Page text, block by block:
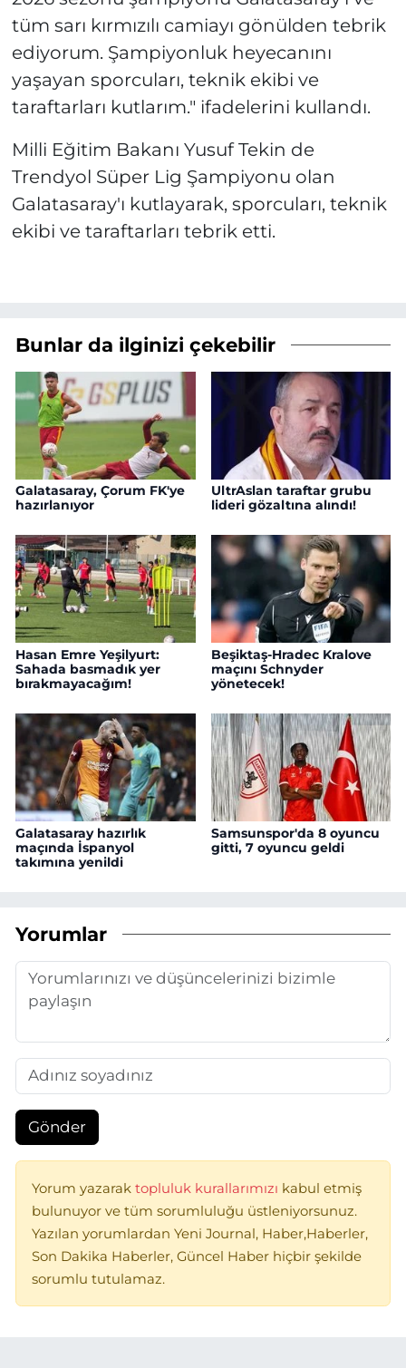
tüm sarı kırmızılı camiayı gönülden tebrik
ediyorum. Şampiyonluk heyecanını
yaşayan sporcuları, teknik ekibi ve
taraftarları kutlarım." ifadelerini kullandı.
Milli Eğitim Bakanı Yusuf Tekin de
Trendyol Süper Lig Şampiyonu olan
Galatasaray'ı kutlayarak, sporcuları, teknik
ekibi ve taraftarları tebrik etti.
Bunlar da ilginizi çekebilir
Galatasaray, Çorum FK'ye
hazırlanıyor
UltrAslan taraftar grubu
lideri gözaltına alındı!
Hasan Emre Yeşilyurt:
Sahada basmadık yer
bırakmayacağım!
Beşiktaş-Hradec Kralove
maçını Schnyder
yönetecek!
Galatasaray hazırlık
maçında İspanyol
takımına yenildi
Samsunspor'da 8 oyuncu
gitti, 7 oyuncu geldi
Yorumlar
Gönder
Yorum yazarak topluluk kurallarımızı kabul etmiş
bulunuyor ve tüm sorumluluğu üstleniyorsunuz.
Yazılan yorumlardan Yeni Journal, Haber,Haberler,
Son Dakika Haberler, Güncel Haber hiçbir şekilde
sorumlu tutulamaz.